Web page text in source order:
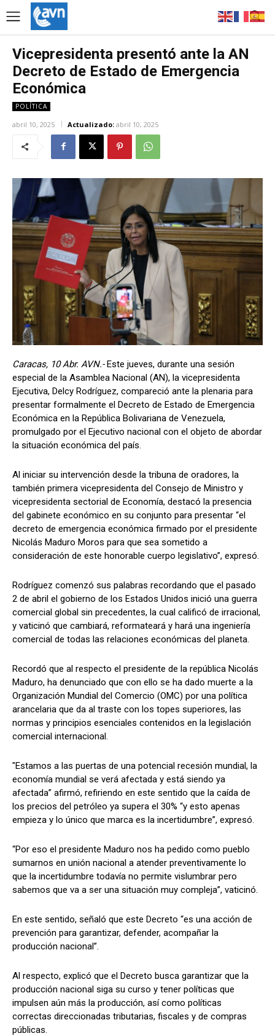
Vicepresidenta presentó ante la AN
Decreto de Estado de Emergencia
Económica
POLÍTICA
abril 10, 2025 Actualizado: abril 10, 2025
Caracas, 10 Abr. AVN.-Este jueves, durante una sesión
especial de la Asamblea Nacional (AN), la vicepresidenta
Ejecutiva, Delcy Rodríguez, compareció ante la plenaria para
presentar formalmente el Decreto de Estado de Emergencia
Económica en la República Bolivariana de Venezuela,
promulgado por el Ejecutivo nacional con el objeto de abordar
la situación económica del país.
Al iniciar su intervención desde la tribuna de oradores, la
también primera vicepresidenta del Consejo de Ministro y
vicepresidenta sectorial de Economía, destacó la presencia
del gabinete económico en su conjunto para presentar “el
decreto de emergencia económica firmado por el presidente
Nicolás Maduro Moros para que sea sometido a
consideración de este honorable cuerpo legislativo”, expresó.
Rodríguez comenzó sus palabras recordando que el pasado
2 de abril el gobierno de los Estados Unidos inició una guerra
comercial global sin precedentes, la cual calificó de irracional,
y vaticinó que cambiará, reformateará y hará una ingeniería
comercial de todas las relaciones económicas del planeta.
Recordó que al respecto el presidente de la república Nicolás
Maduro, ha denunciado que con ello se ha dado muerte a la
Organización Mundial del Comercio (OMC) por una política
arancelaria que da al traste con los topes superiores, las
normas y principios esenciales contenidos en la legislación
comercial internacional.
"Estamos a las puertas de una potencial recesión mundial, la
economía mundial se verá afectada y está siendo ya
afectada” afirmó, refiriendo en este sentido que la caída de
los precios del petróleo ya supera el 30% “y esto apenas
empieza y lo único que marca es la incertidumbre”, expresó.
“Por eso el presidente Maduro nos ha pedido como pueblo
sumarnos en unión nacional a atender preventivamente lo
que la incertidumbre todavía no permite vislumbrar pero
sabemos que va a ser una situación muy compleja”, vaticinó.
En este sentido, señaló que este Decreto “es una acción de
prevención para garantizar, defender, acompañar la
producción nacional”.
Al respecto, explicó que el Decreto busca garantizar que la
producción nacional siga su curso y tener políticas que
impulsen aún más la producción, así como políticas
correctas direccionadas tributarias, fiscales y de compras
públicas.